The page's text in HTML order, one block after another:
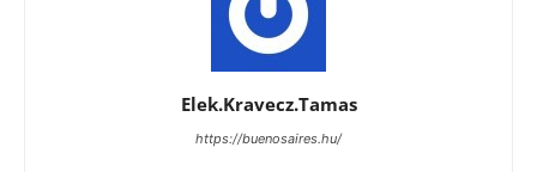
Elek.Kravecz.Tamas
https://buenosaires.hu/